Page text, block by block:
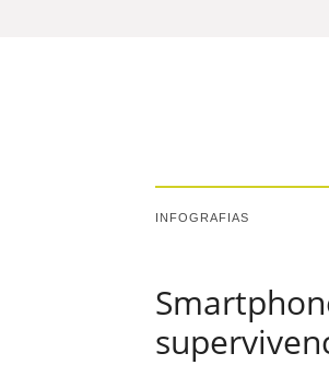
INFOGRAFIAS